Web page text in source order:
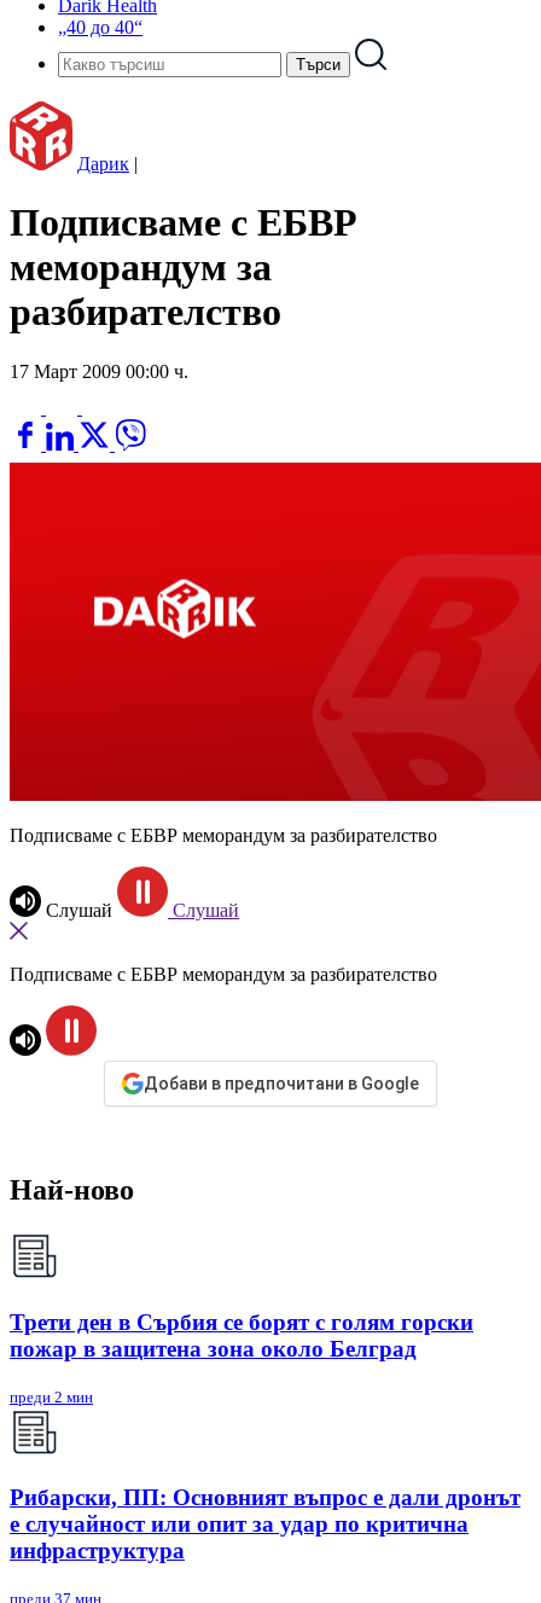
Darik Health
„40 до 40“
Дарик |
Подписваме с ЕБВР
меморандум за
разбирателство
17 Март 2009 00:00 ч.
Подписваме с ЕБВР меморандум за разбирателство
Слушай Слушай
Подписваме с ЕБВР меморандум за разбирателство
Добави в предпочитани в Google
Най-ново
Трети ден в Сърбия се борят с голям горски
пожар в защитена зона около Белград
преди 2 мин
Рибарски, ПП: Основният въпрос е дали дронът
е случайност или опит за удар по критична
инфраструктура
преди 37 мин